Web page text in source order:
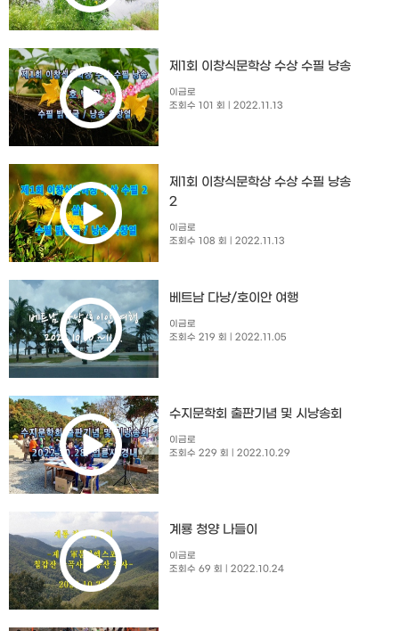
제1회 이창식문학상 수상 수필 낭송
이금로
조회수 101 회
| 2022.11.13
제1회 이창식문학상 수상 수필 낭송
2
이금로
조회수 108 회
| 2022.11.13
베트남 다낭/호이안 여행
이금로
조회수 219 회
| 2022.11.05
수지문학회 출판기념 및 시낭송회​
이금로
조회수 229 회
| 2022.10.29
계룡 청양 나들이
이금로
조회수 69 회
| 2022.10.24